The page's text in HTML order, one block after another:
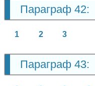
Параграф 42:
1 2 3
Параграф 43: